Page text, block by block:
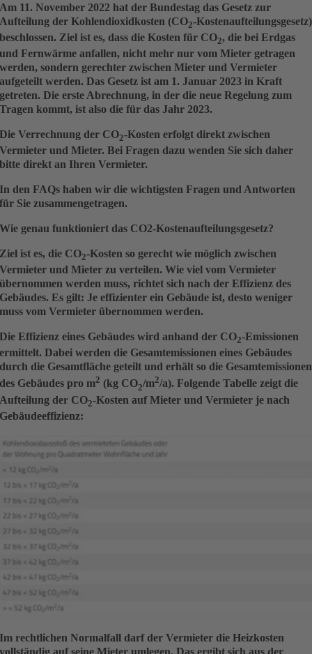
Am 11. November 2022 hat der Bundestag das Gesetz zur
Aufteilung der Kohlendioxidkosten (CO2-Kostenaufteilungsgesetz)
beschlossen. Ziel ist es, dass die Kosten für CO2, die bei Erdgas
und Fernwärme anfallen, nicht mehr nur vom Mieter getragen
werden, sondern gerechter zwischen Mieter und Vermieter
aufgeteilt werden. Das Gesetz ist am 1. Januar 2023 in Kraft
getreten. Die erste Abrechnung, in der die neue Regelung zum
Tragen kommt, ist also die für das Jahr 2023.
Die Verrechnung der CO2-Kosten erfolgt direkt zwischen
Vermieter und Mieter. Bei Fragen dazu wenden Sie sich daher
bitte direkt an Ihren Vermieter.
In den FAQs haben wir die wichtigsten Fragen und Antworten
für Sie zusammengetragen.
Wie genau funktioniert das CO2-Kostenaufteilungsgesetz?
Ziel ist es, die CO2-Kosten so gerecht wie möglich zwischen
Vermieter und Mieter zu verteilen. Wie viel vom Vermieter
übernommen werden muss, richtet sich nach der Effizienz des
Gebäudes. Es gilt: Je effizienter ein Gebäude ist, desto weniger
muss vom Vermieter übernommen werden.
Die Effizienz eines Gebäudes wird anhand der CO2-Emissionen
ermittelt. Dabei werden die Gesamtemissionen eines Gebäudes
durch die Gesamtfläche geteilt und erhält so die Gesamtemissionen
des Gebäudes pro m2 (kg CO2/m2/a). Folgende Tabelle zeigt die
Aufteilung der CO2-Kosten auf Mieter und Vermieter je nach
Gebäudeeffizienz:
Im rechtlichen Normalfall darf der Vermieter die Heizkosten